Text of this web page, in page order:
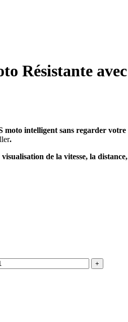
Résistante
intelligent sans regarder votre
.
de la vitesse, la